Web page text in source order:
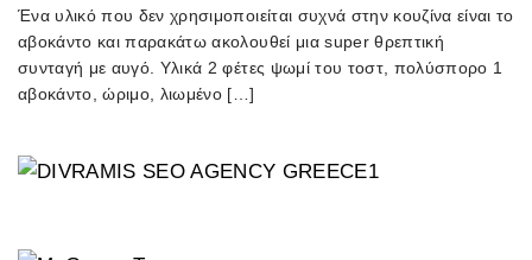
Ένα υλικό που δεν χρησιμοποιείται συχνά στην κουζίνα είναι το
αβοκάντο και παρακάτω ακολουθεί μια super θρεπτική
συνταγή με αυγό. Υλικά 2 φέτες ψωμί του τοστ, πολύσπορο 1
αβοκάντο, ώριμο, λιωμένο […]